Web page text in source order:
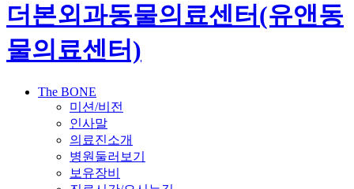
더본외과동물의료센터(유앤동
물의료센터)
The BONE
미션/비전
인사말
의료진소개
병원둘러보기
보유장비